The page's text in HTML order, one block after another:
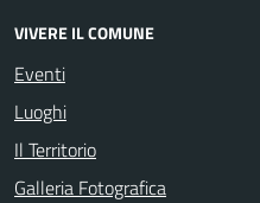
VIVERE IL COMUNE
Eventi
Luoghi
Il Territorio
Galleria Fotografica